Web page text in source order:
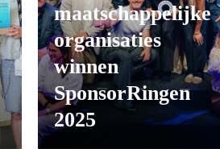
maatschappelijke
organisaties
winnen
SponsorRingen
2025